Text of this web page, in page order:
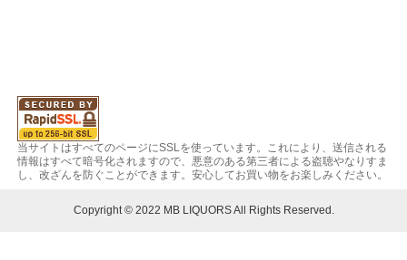
当サイトはすべてのページにSSLを使っています。これにより、送信される
情報はすべて暗号化されますので、悪意のある第三者による盗聴やなりすま
し、改ざんを防ぐことができます。安心してお買い物をお楽しみください。
Copyright © 2022 MB LIQUORS All Rights Reserved.